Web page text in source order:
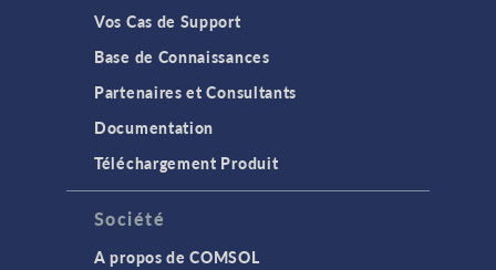
Vos Cas de Support
Base de Connaissances
Partenaires et Consultants
Documentation
Téléchargement Produit
Société
A propos de COMSOL